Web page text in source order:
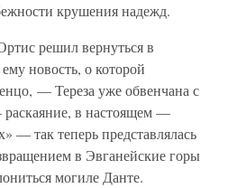
крушения надежд.
решил вернуться в
новость, о которой
— Тереза уже обвенчана с
в настоящем —
— так теперь представлялась
в Эвганейские горы
могиле Данте.